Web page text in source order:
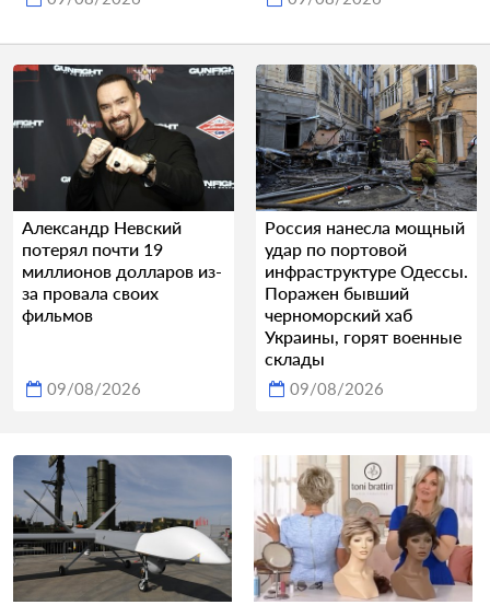
Александр Невский
потерял почти 19
миллионов долларов из-
за провала своих
фильмов
09/08/2026
Россия нанесла мощный
удар по портовой
инфраструктуре Одессы.
Поражен бывший
черноморский хаб
Украины, горят военные
склады
09/08/2026